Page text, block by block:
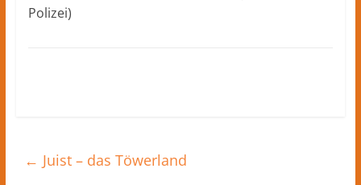
Polizei)
← Juist – das Töwerland